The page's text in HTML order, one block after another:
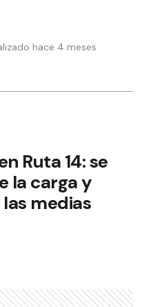
hace 4 meses
Ruta 14: se
la carga y
medias